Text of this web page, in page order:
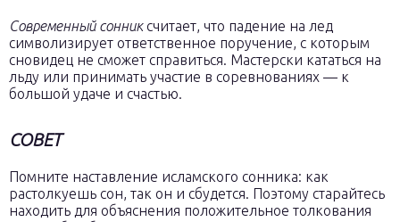
Современный сонниксчитает, что падение на лед
символизирует ответственное поручение, с которым
сновидец не сможет справиться. Мастерски кататься на
льду или принимать участие в соревнованиях — к
большой удаче и счастью.
СОВЕТ
Помните наставление исламского сонника: как
растолкуешь сон, так он и сбудется. Поэтому старайтесь
находить для объяснения положительное толкования